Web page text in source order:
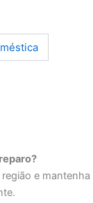
e mantenha